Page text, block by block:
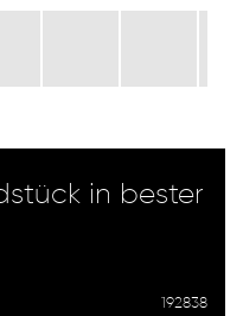
in bester
192838